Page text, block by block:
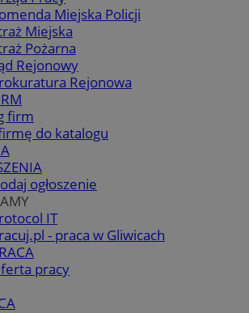
Miejska Policji
Miejska
Pożarna
Rejonowy
Rejonowa
firm
do katalogu
ogłoszenie
IT
- praca w Gliwicach
pracy